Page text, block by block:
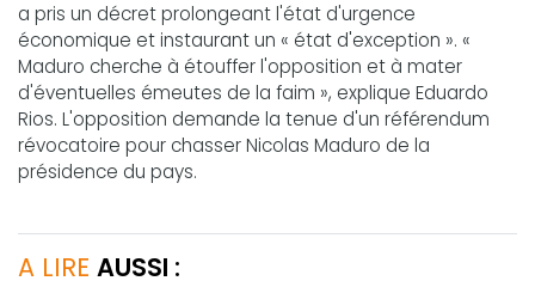
a pris un décret prolongeant l'état d'urgence
économique et instaurant un « état d'exception ». «
Maduro cherche à étouffer l'opposition et à mater
d'éventuelles émeutes de la faim », explique Eduardo
Rios. L'opposition demande la tenue d'un référendum
révocatoire pour chasser Nicolas Maduro de la
présidence du pays.
A LIRE AUSSI :